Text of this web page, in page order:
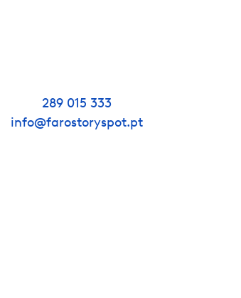
289 015 333
info@farostoryspot.pt